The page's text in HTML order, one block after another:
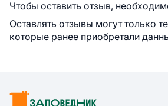
Чтобы оставить отзыв,
Оставлять отзывы могут только
которые ранее приобретали